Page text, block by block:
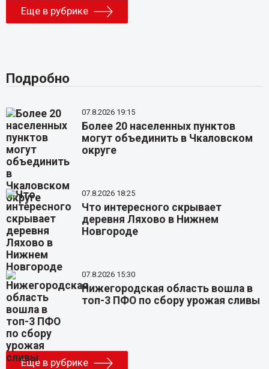
Еще в рубрике
Подробно
07.8.2026 19:15
Более 20 населенных пунктов
могут объединить в Чкаловском
округе
07.8.2026 18:25
Что интересного скрывает
деревня Ляхово в Нижнем
Новгороде
07.8.2026 15:30
Нижегородская область вошла в
топ-3 ПФО по сбору урожая сливы
Еще в рубрике